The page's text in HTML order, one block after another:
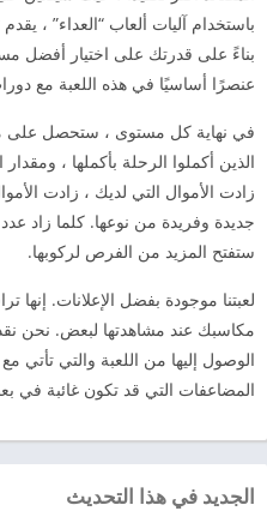
بناءً على قدرتك على اختيار أفضل
عنصرًا أساسيًا في هذه اللعبة مع
في نهاية كل مستوى ، ستحصل على
الذين أكملوا الرحلة بأكملها ،
زادت الأموال التي لديك ، زادت
جديدة وفريدة من نوعها. كلما زاد
ستفتح المزيد من الفرص لركوبها.
لعبتنا موجودة بفضل الإعلانات.
مكاسبك عند مشاهدتها لبعض. نحن
الوصول إليها من اللعبة والتي تأتي
المضاعفات التي قد تكون غائبة في
الجديد في هذا التحديث